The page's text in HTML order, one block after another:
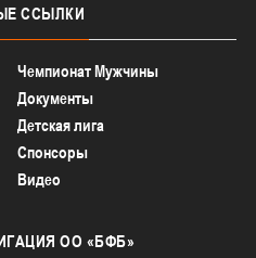
ССЫЛКИ
Чемпионат Мужчины
Документы
Детская лига
Спонсоры
Видео
ОО «БФБ»